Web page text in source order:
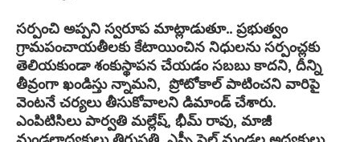
సర్పంచి అప్పని స్వరూప మాట్లాడుతూ.. ప్రభుత్వం
గ్రామపంచాయతీలకు కేటాయించిన నిధులను సర్పంచ్లకు
తెలియకుండా శంకుస్థాపన చేయడం సబబు కాదని, దీన్ని
తీవ్రంగా ఖండిస్తు న్నామని, ప్రోటోకాల్ పాటించని వారిపై
వెంటనే చర్యలు తీసుకోవాలని డిమాండ్ చేశారు.
ఎంపిటిసిలు పార్వతి మల్లేష్, భీమ్ రావు, మాజీ